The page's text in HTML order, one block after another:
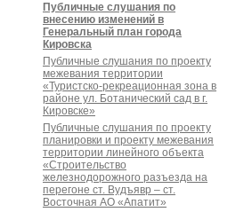
Публичные слушания по
внесению изменений в
Генеральный план города
Кировска
Публичные слушания по проекту
межевания территории
«Туристско-рекреационная зона в
районе ул. Ботанический сад в г.
Кировске»
Публичные слушания по проекту
планировки и проекту межевания
территории линейного объекта
«Строительство
железнодорожного разъезда на
перегоне ст. Вудъявр – ст.
Восточная АО «Апатит»